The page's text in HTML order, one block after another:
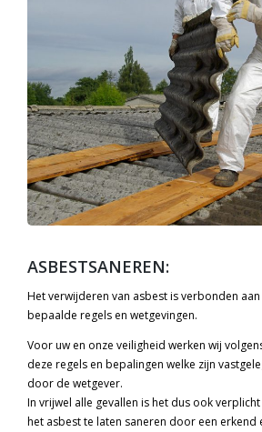
ASBESTSANEREN:
Het verwijderen van asbest is verbonden aan
bepaalde regels en wetgevingen.
Voor uw en onze veiligheid werken wij
deze regels en bepalingen welke zijn
door de wetgever.
In vrijwel alle gevallen is het dus ook
het asbest te laten saneren door een erkend